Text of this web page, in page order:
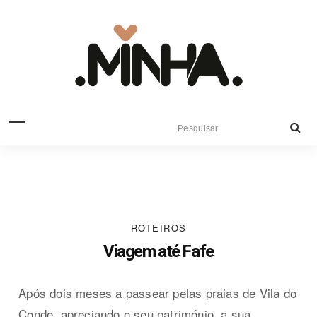
ROTEIROS
Viagem até Fafe
Após dois meses a passear pelas praias de Vila do